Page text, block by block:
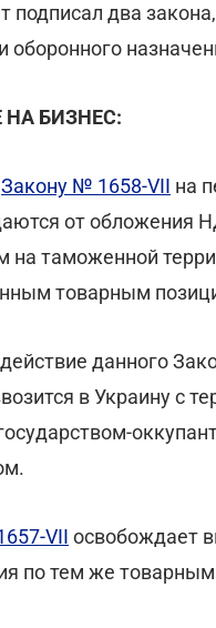
подписал два
оборонного
НА БИЗНЕС:
Закону № 1658-VII на
от обложения
на таможенной
товарным
данного
в Украину с
VII освобождает
по тем же